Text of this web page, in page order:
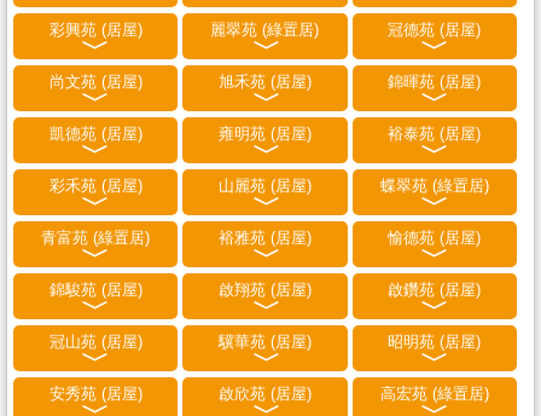
彩興苑 (居屋) 麗翠苑 (綠置居) 冠德苑 (居屋)
尚文苑 (居屋) 旭禾苑 (居屋) 錦暉苑 (居屋)
凱德苑 (居屋) 雍明苑 (居屋) 裕泰苑 (居屋)
彩禾苑 (居屋) 山麗苑 (居屋) 蝶翠苑 (綠置居)
青富苑 (綠置居) 裕雅苑 (居屋) 愉德苑 (居屋)
錦駿苑 (居屋) 啟翔苑 (居屋) 啟鑽苑 (居屋)
冠山苑 (居屋) 驥華苑 (居屋) 昭明苑 (居屋)
安秀苑 (居屋) 啟欣苑 (居屋) 高宏苑 (綠置居)